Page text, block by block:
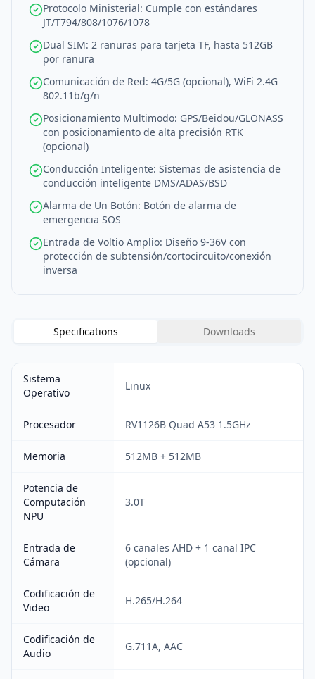
Protocolo Ministerial: Cumple con estándares
JT/T794/808/1076/1078
Dual SIM: 2 ranuras para tarjeta TF, hasta 512GB
por ranura
Comunicación de Red: 4G/5G (opcional), WiFi 2.4G
802.11b/g/n
Posicionamiento Multimodo: GPS/Beidou/GLONASS
con posicionamiento de alta precisión RTK
(opcional)
Conducción Inteligente: Sistemas de asistencia de
conducción inteligente DMS/ADAS/BSD
Alarma de Un Botón: Botón de alarma de
emergencia SOS
Entrada de Voltio Amplio: Diseño 9-36V con
protección de subtensión/cortocircuito/conexión
inversa
Specifications Downloads
Sistema
Operativo
Linux
Procesador RV1126B Quad A53 1.5GHz
Memoria 512MB + 512MB
Potencia de
Computación
NPU
3.0T
Entrada de
Cámara
6 canales AHD + 1 canal IPC
(opcional)
Codificación de
Video
H.265/H.264
Codificación de
Audio
G.711A, AAC